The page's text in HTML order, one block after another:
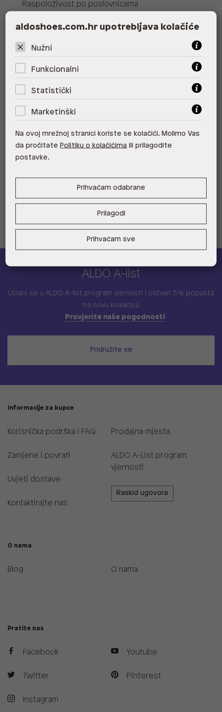
Raspoloživost po poslovnicama
Zagreb
ALDO, City Center One West
ALDO, Arena Centar 10020 Zagreb
ALDO, Mall of Split Split
ALDO, City Center One Split 21000
Split
ALDO, Supernova Zadar Zadar
ALDO A-list
Učlani se u ALDO A-list program vjernosti i ostvari 5% popusta
na novu kolekciju!
Provjerite naše pogodnosti
Pridružite se
Informacije za kupce
Korisnička podrška i FAQ
Zamjene i povrati
Uvjeti dostave
Kontaktirajte nas
Prodajna mjesta
ALDO A-List program
vjernosti
Raskid ugovora
O nama
Blog O nama
Pratite nas
Facebook
Twitter
Instagram
Youtube
Pinterest
aldoshoes.com.hr upotrebljava kolačiće
Nužni
Funkcionalni
Statistički
Marketinški
Na ovoj mrežnoj stranici koriste se kolačići. Molimo Vas
da pročitate Politiku o kolačićima ili prilagodite
postavke.
Prihvaćam odabrane
Prilagodi
Prihvaćam sve